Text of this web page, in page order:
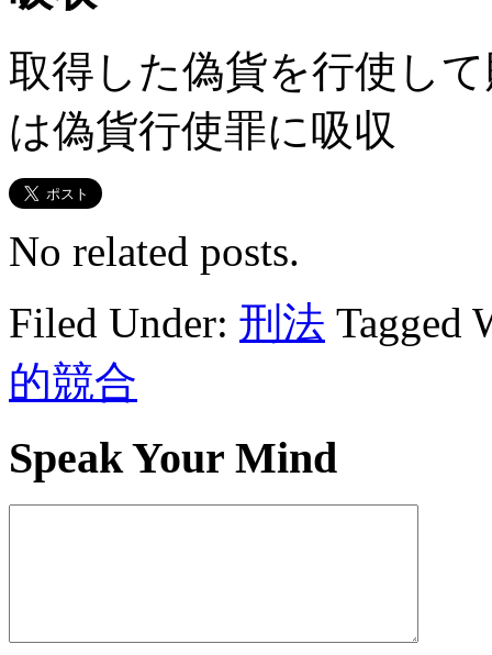
取得した偽貨を行使し
は偽貨行使罪に吸収
No related posts.
Filed Under: 刑法 Tagged
的競合
Speak Your Mind